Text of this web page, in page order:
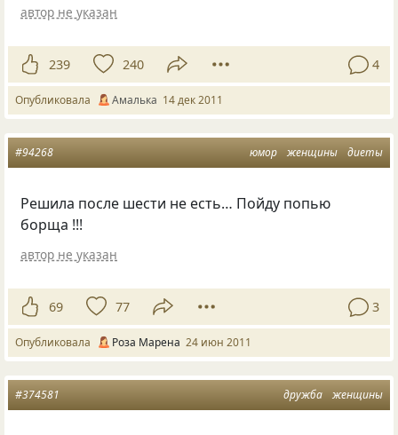
автор не указан
239 240 4
Опубликовала Амалька 14 дек 2011
юмор женщины диеты
#94268
Решила после шести не есть… Пойду попью
борща !!!
автор не указан
69 77 3
Опубликовала Роза Марена 24 июн 2011
дружба женщины
#374581